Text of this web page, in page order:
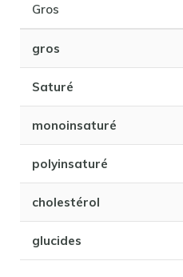
Gros
gros
Saturé
monoinsaturé
polyinsaturé
cholestérol
glucides